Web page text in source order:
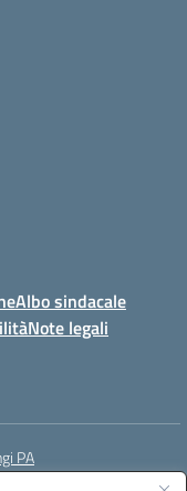
Albo sindacale
Note legali
PA